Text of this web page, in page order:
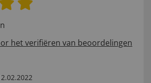
het verifiëren van beoordelingen